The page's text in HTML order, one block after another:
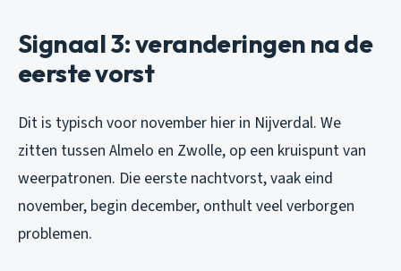
Signaal 3: veranderingen na de
eerste vorst
Dit is typisch voor november hier in Nijverdal. We
zitten tussen Almelo en Zwolle, op een kruispunt van
weerpatronen. Die eerste nachtvorst, vaak eind
november, begin december, onthult veel verborgen
problemen.